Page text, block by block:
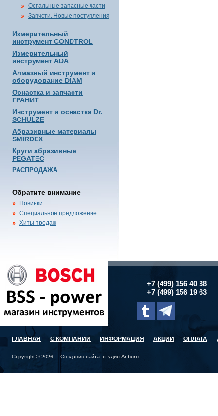
Остальные запасные части
Запчсти. Новые поступления
Измерительный
инструмент CONDTROL
Измерительный
инструмент ADA
Алмазный инструмент и
оборудование DIAM
Оснастка и запчасти
ГРАНИТ
Инструмент и оснастка Dr.
SCHULZE
Абразивные материалы
SMIRDEX
Круги абразивные
PEGATEC
РАСПРОДАЖА
Обратите внимание
Новинки
Специальное предложение
Хиты продаж
+7 (499) 156 40 38
+7 (499) 156 19 63
ГЛАВНАЯ О КОМПАНИИ ИНФОРМАЦИЯ АКЦИИ ОПЛАТА
Copyright © 2026 . Создание сайта: студия Artburo